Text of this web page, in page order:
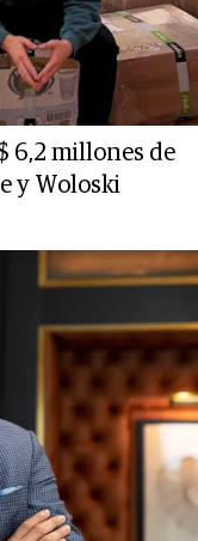
6,2 millones de
y Woloski